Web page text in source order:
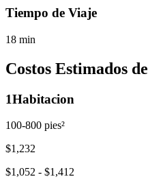
Tiempo de Viaje
18 min
Costos Estimados
1Habitacion
100-800 pies²
$1,232
$1,052 - $1,412